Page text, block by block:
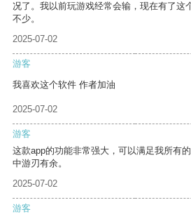
况了。我以前玩游戏经常会输，现在有了这
不少。
2025-07-02
游客
我喜欢这个软件 作者加油
2025-07-02
游客
这款app的功能非常强大，可以满足我所有
中游刃有余。
2025-07-02
游客